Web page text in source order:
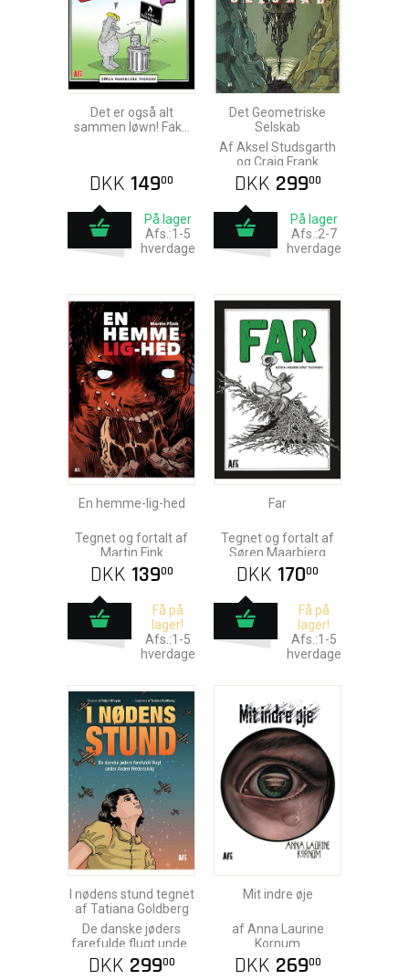
Det er også alt
sammen løwn! Fake
DKK 14900
På lager
Afs.:1-5
hverdage
Det Geometriske
Selskab
Af Aksel Studsgarth
og Craig Frank
DKK 29900
På lager
Afs.:2-7
hverdage
En hemme-lig-hed
Tegnet og fortalt af
Martin Fink
DKK 13900
Få på
lager!
Afs.:1-5
hverdage
Far
Tegnet og fortalt af
Søren Maarbjerg
Thomsen
DKK 17000
Få på
lager!
Afs.:1-5
hverdage
I nødens stund tegnet
af Tatiana Goldberg
De danske jøders
farefulde flugt under
Anden Verdenskrig
DKK 29900
Mit indre øje
af Anna Laurine
Kornum
DKK 26900